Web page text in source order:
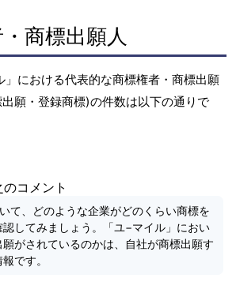
商標出願人
における代表的な商標権者・商標出願
願・登録商標)の件数は以下の通りで
コメント
て、どのような企業がどのくらい商標を
してみましょう。「ユ−マイル」におい
がされているのかは、自社が商標出願す
です。